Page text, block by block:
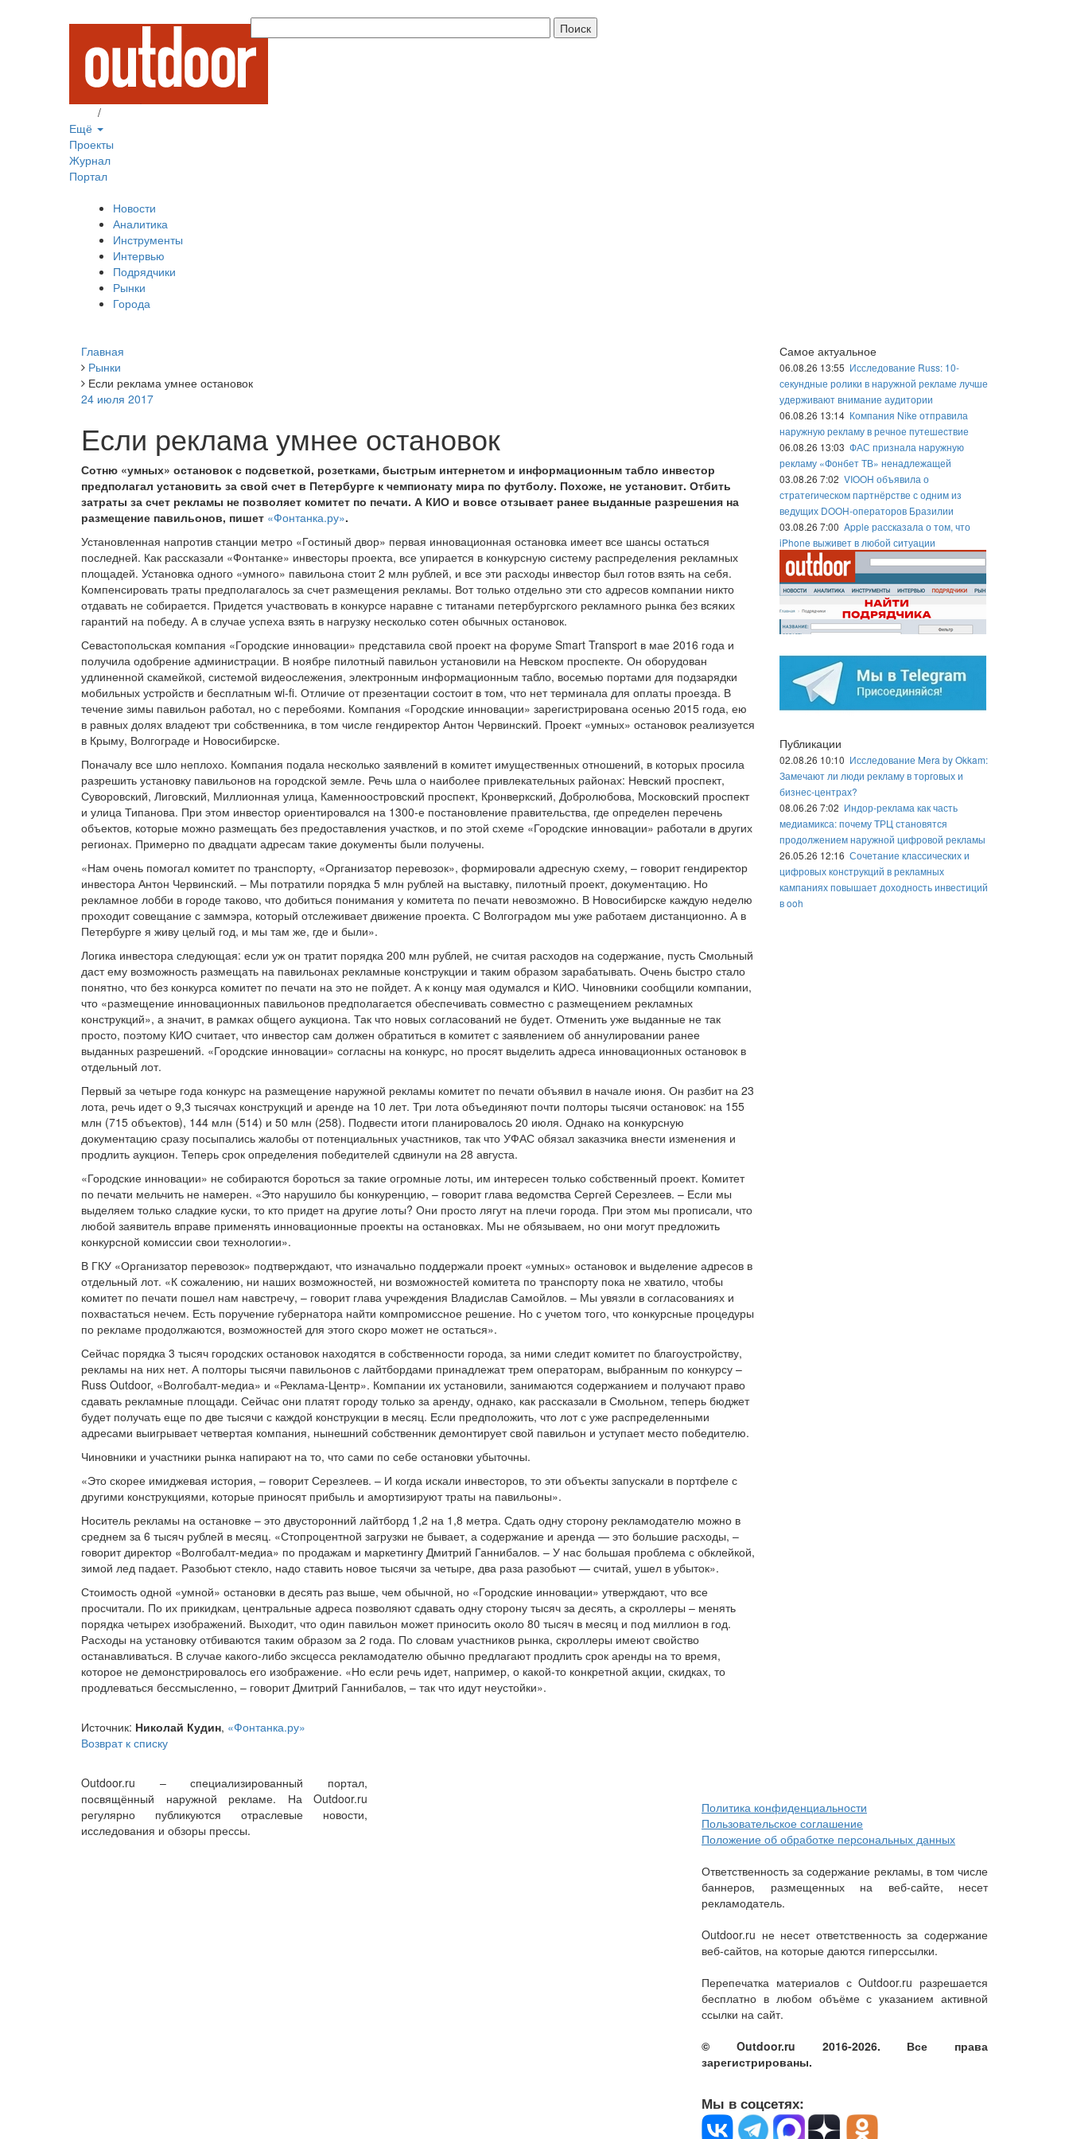
/
Ещё
Проекты
Журнал
Портал
Новости
Аналитика
Инструменты
Интервью
Подрядчики
Рынки
Города
Главная
Рынки
Если реклама умнее остановок
24 июля 2017
Если реклама умнее остановок
Сотню «умных» остановок с подсветкой, розетками, быстрым интернетом и информационным табло инвестор
предполагал установить за свой счет в Петербурге к чемпионату мира по футболу. Похоже, не установит. Отбить
затраты за счет рекламы не позволяет комитет по печати. А КИО и вовсе отзывает ранее выданные разрешения на
размещение павильонов, пишет «Фонтанка.ру».
Установленная напротив станции метро «Гостиный двор» первая инновационная остановка имеет все шансы остаться
последней. Как рассказали «Фонтанке» инвесторы проекта, все упирается в конкурсную систему распределения рекламных
площадей. Установка одного «умного» павильона стоит 2 млн рублей, и все эти расходы инвестор был готов взять на себя.
Компенсировать траты предполагалось за счет размещения рекламы. Вот только отдельно эти сто адресов компании никто
отдавать не собирается. Придется участвовать в конкурсе наравне с титанами петербургского рекламного рынка без всяких
гарантий на победу. А в случае успеха взять в нагрузку несколько сотен обычных остановок.
Севастопольская компания «Городские инновации» представила свой проект на форуме Smart Transport в мае 2016 года и
получила одобрение администрации. В ноябре пилотный павильон установили на Невском проспекте. Он оборудован
удлиненной скамейкой, системой видеослежения, электронным информационным табло, восемью портами для подзарядки
мобильных устройств и бесплатным wi-fi. Отличие от презентации состоит в том, что нет терминала для оплаты проезда. В
течение зимы павильон работал, но с перебоями. Компания «Городские инновации» зарегистрирована осенью 2015 года, ею
в равных долях владеют три собственника, в том числе гендиректор Антон Червинский. Проект «умных» остановок реализуется
в Крыму, Волгограде и Новосибирске.
Поначалу все шло неплохо. Компания подала несколько заявлений в комитет имущественных отношений, в которых просила
разрешить установку павильонов на городской земле. Речь шла о наиболее привлекательных районах: Невский проспект,
Суворовский, Лиговский, Миллионная улица, Каменноостровский проспект, Кронверкский, Добролюбова, Московский проспект
и улица Типанова. При этом инвестор ориентировался на 1300-е постановление правительства, где определен перечень
объектов, которые можно размещать без предоставления участков, и по этой схеме «Городские инновации» работали в других
регионах. Примерно по двадцати адресам такие документы были получены.
«Нам очень помогал комитет по транспорту, «Организатор перевозок», формировали адресную схему, – говорит гендиректор
инвестора Антон Червинский. – Мы потратили порядка 5 млн рублей на выставку, пилотный проект, документацию. Но
рекламное лобби в городе таково, что добиться понимания у комитета по печати невозможно. В Новосибирске каждую неделю
проходит совещание с заммэра, который отслеживает движение проекта. С Волгоградом мы уже работаем дистанционно. А в
Петербурге я живу целый год, и мы там же, где и были».
Логика инвестора следующая: если уж он тратит порядка 200 млн рублей, не считая расходов на содержание, пусть Смольный
даст ему возможность размещать на павильонах рекламные конструкции и таким образом зарабатывать. Очень быстро стало
понятно, что без конкурса комитет по печати на это не пойдет. А к концу мая одумался и КИО. Чиновники сообщили компании,
что «размещение инновационных павильонов предполагается обеспечивать совместно с размещением рекламных
конструкций», а значит, в рамках общего аукциона. Так что новых согласований не будет. Отменить уже выданные не так
просто, поэтому КИО считает, что инвестор сам должен обратиться в комитет с заявлением об аннулировании ранее
выданных разрешений. «Городские инновации» согласны на конкурс, но просят выделить адреса инновационных остановок в
отдельный лот.
Первый за четыре года конкурс на размещение наружной рекламы комитет по печати объявил в начале июня. Он разбит на 23
лота, речь идет о 9,3 тысячах конструкций и аренде на 10 лет. Три лота объединяют почти полторы тысячи остановок: на 155
млн (715 объектов), 144 млн (514) и 50 млн (258). Подвести итоги планировалось 20 июля. Однако на конкурсную
документацию сразу посыпались жалобы от потенциальных участников, так что УФАС обязал заказчика внести изменения и
продлить аукцион. Теперь срок определения победителей сдвинули на 28 августа.
«Городские инновации» не собираются бороться за такие огромные лоты, им интересен только собственный проект. Комитет
по печати мельчить не намерен. «Это нарушило бы конкуренцию, – говорит глава ведомства Сергей Серезлеев. – Если мы
выделяем только сладкие куски, то кто придет на другие лоты? Они просто лягут на плечи города. При этом мы прописали, что
любой заявитель вправе применять инновационные проекты на остановках. Мы не обязываем, но они могут предложить
конкурсной комиссии свои технологии».
В ГКУ «Организатор перевозок» подтверждают, что изначально поддержали проект «умных» остановок и выделение адресов в
отдельный лот. «К сожалению, ни наших возможностей, ни возможностей комитета по транспорту пока не хватило, чтобы
комитет по печати пошел нам навстречу, – говорит глава учреждения Владислав Самойлов. – Мы увязли в согласованиях и
похвастаться нечем. Есть поручение губернатора найти компромиссное решение. Но с учетом того, что конкурсные процедуры
по рекламе продолжаются, возможностей для этого скоро может не остаться».
Сейчас порядка 3 тысяч городских остановок находятся в собственности города, за ними следит комитет по благоустройству,
рекламы на них нет. А полторы тысячи павильонов с лайтбордами принадлежат трем операторам, выбранным по конкурсу –
Russ Outdoor, «Волгобалт-медиа» и «Реклама-Центр». Компании их установили, занимаются содержанием и получают право
сдавать рекламные площади. Сейчас они платят городу только за аренду, однако, как рассказали в Смольном, теперь бюджет
будет получать еще по две тысячи с каждой конструкции в месяц. Если предположить, что лот с уже распределенными
адресами выигрывает четвертая компания, нынешний собственник демонтирует свой павильон и уступает место победителю.
Чиновники и участники рынка напирают на то, что сами по себе остановки убыточны.
«Это скорее имиджевая история, – говорит Серезлеев. – И когда искали инвесторов, то эти объекты запускали в портфеле с
другими конструкциями, которые приносят прибыль и амортизируют траты на павильоны».
Носитель рекламы на остановке – это двусторонний лайтборд 1,2 на 1,8 метра. Сдать одну сторону рекламодателю можно в
среднем за 6 тысяч рублей в месяц. «Стопроцентной загрузки не бывает, а содержание и аренда — это большие расходы, –
говорит директор «Волгобалт-медиа» по продажам и маркетингу Дмитрий Ганнибалов. – У нас большая проблема с обклейкой,
зимой лед падает. Разобьют стекло, надо ставить новое тысячи за четыре, два раза разобьют — считай, ушел в убыток».
Стоимость одной «умной» остановки в десять раз выше, чем обычной, но «Городские инновации» утверждают, что все
просчитали. По их прикидкам, центральные адреса позволяют сдавать одну сторону тысяч за десять, а скроллеры – менять
порядка четырех изображений. Выходит, что один павильон может приносить около 80 тысяч в месяц и под миллион в год.
Расходы на установку отбиваются таким образом за 2 года. По словам участников рынка, скроллеры имеют свойство
останавливаться. В случае какого-либо эксцесса рекламодателю обычно предлагают продлить срок аренды на то время,
которое не демонстрировалось его изображение. «Но если речь идет, например, о какой-то конкретной акции, скидках, то
продлеваться бессмысленно, – говорит Дмитрий Ганнибалов, – так что идут неустойки».
Источник: Николай Кудин, «Фонтанка.ру»
Возврат к списку
Самое актуальное
06.08.26 13:55 Исследование Russ: 10-
секундные ролики в наружной рекламе лучше
удерживают внимание аудитории
06.08.26 13:14 Компания Nike отправила
наружную рекламу в речное путешествие
06.08.26 13:03 ФАС признала наружную
рекламу «Фонбет ТВ» ненадлежащей
03.08.26 7:02 VIOOH объявила о
стратегическом партнёрстве с одним из
ведущих DOOH-операторов Бразилии
03.08.26 7:00 Apple рассказала о том, что
iPhone выживет в любой ситуации
Публикации
02.08.26 10:10 Исследование Mera by Okkam:
Замечают ли люди рекламу в торговых и
бизнес-центрах?
08.06.26 7:02 Индор-реклама как часть
медиамикса: почему ТРЦ становятся
продолжением наружной цифровой рекламы
26.05.26 12:16 Сочетание классических и
цифровых конструкций в рекламных
кампаниях повышает доходность инвестиций
в ooh
Outdoor.ru – специализированный портал,
посвящённый наружной рекламе. На Outdoor.ru
регулярно публикуются отраслевые новости,
исследования и обзоры прессы.
Политика конфиденциальности
Пользовательское соглашение
Положение об обработке персональных данных
Ответственность за содержание рекламы, в том числе
баннеров, размещенных на веб-сайте, несет
рекламодатель.
Outdoor.ru не несет ответственность за содержание
веб-сайтов, на которые даются гиперссылки.
Перепечатка материалов с Outdoor.ru разрешается
бесплатно в любом объёме с указанием активной
ссылки на сайт.
© Outdoor.ru 2016-2026. Все права
зарегистрированы.
Мы в соцсетях: